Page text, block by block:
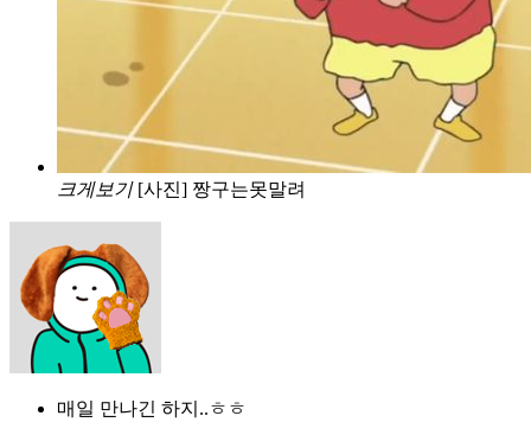
크게보기 [사진] 짱구는못말려
매일 만나긴 하지..ㅎㅎ